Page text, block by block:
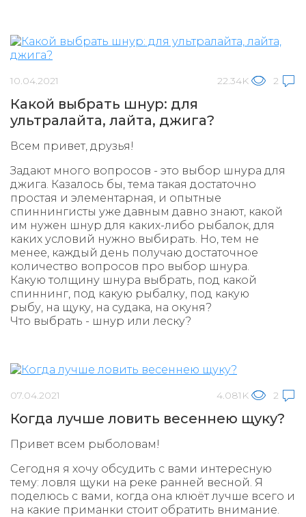
10.04.2021 22.34K 2
Какой выбрать шнур: для
ультралайта, лайта, джига?
Всем привет, друзья!
Задают много вопросов - это выбор шнура для
джига. Казалось бы, тема такая достаточно
простая и элементарная, и опытные
спиннингисты уже давным давно знают, какой
им нужен шнур для каких-либо рыбалок, для
каких условий нужно выбирать. Но, тем не
менее, каждый день получаю достаточное
количество вопросов про выбор шнура.
Какую толщину шнура выбрать, под какой
спиннинг, под какую рыбалку, под какую
рыбу, на щуку, на судака, на окуня?
Что выбрать - шнур или леску?
07.04.2021 4.081K 2
Когда лучше ловить весеннею щуку?
Привет всем рыболовам!
Сегодня я хочу обсудить с вами интересную
тему: ловля щуки на реке ранней весной. Я
поделюсь с вами, когда она клюёт лучше всего и
на какие приманки стоит обратить внимание.